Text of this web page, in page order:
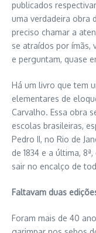
publicados
uma verdadeira obra
preciso chamar a
se atraídos por ímãs,
e perguntam, quase
Há um livro que tem
elementares de
Carvalho. Essa obra
escolas brasileiras,
Pedro II, no Rio de
de 1834 e a última,
sair no encalço de
Faltavam duas
Foram mais de 40